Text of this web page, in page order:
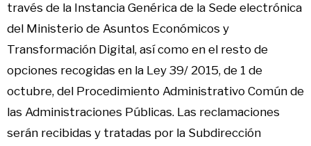
través de la Instancia Genérica de la Sede electrónica
del Ministerio de Asuntos Económicos y
Transformación Digital, así como en el resto de
opciones recogidas en la Ley 39/ 2015, de 1 de
octubre, del Procedimiento Administrativo Común de
las Administraciones Públicas. Las reclamaciones
serán recibidas y tratadas por la Subdirección